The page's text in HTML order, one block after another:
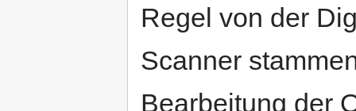
Regel von der
Scanner
Bearbeitung der